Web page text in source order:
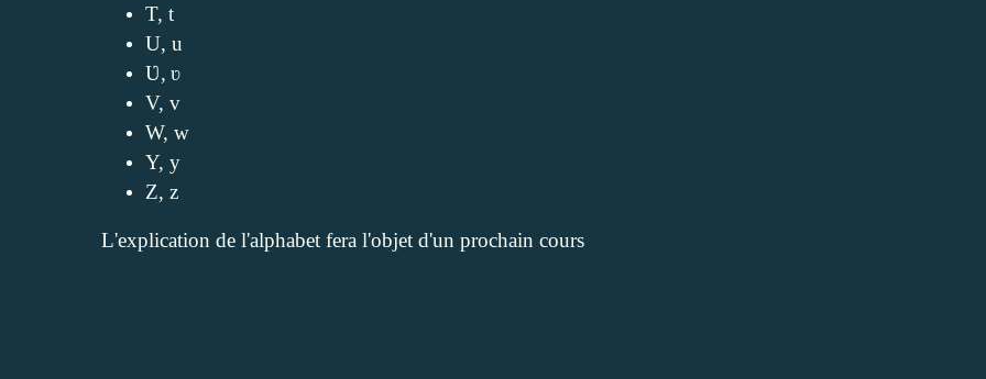
T, t
U, u
Ʋ, ʋ
V, v
W, w
Y, y
Z, z
L'explication de l'alphabet fera l'objet d'un prochain cours